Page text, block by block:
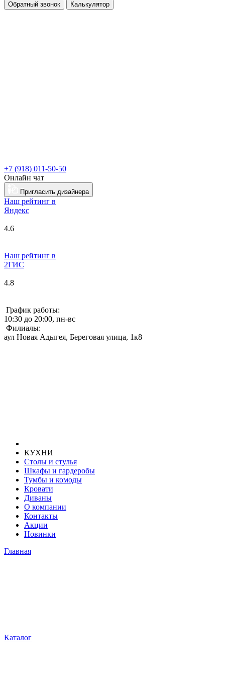
Обратный звонок Калькулятор
+7 (918) 011-50-50
Онлайн чат
Пригласить дизайнера
Наш рейтинг в
Яндекс
4.6
Наш рейтинг в
2ГИС
4.8
График работы:
10:30 до 20:00, пн-вс
Филиалы:
аул Новая Адыгея, Береговая улица, 1к8
КУХНИ
Столы и стулья
Шкафы и гардеробы
Тумбы и комоды
Кровати
Диваны
О компании
Контакты
Акции
Новинки
Главная
Каталог